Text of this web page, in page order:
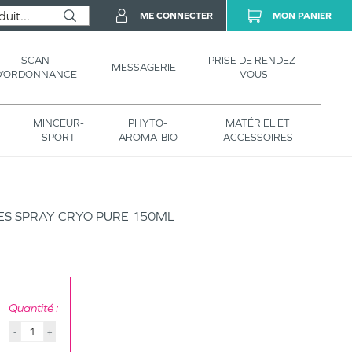
SCAN
MESSAGERIE
PRISE DE RENDEZ-
VOUS
MINCEUR-
SPORT
PHYTO-
AROMA-BIO
MATÉRIEL ET
ACCESSOIRES
ME CONNECTER MON PANIER
SPRAY CRYO PURE 150ML
Quantité :
- +